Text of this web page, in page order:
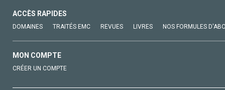
ACCÈS RAPIDES
DOMAINES TRAITÉS EMC REVUES LIVRES NOS FORMULES
MON COMPTE
CRÉER UN COMPTE